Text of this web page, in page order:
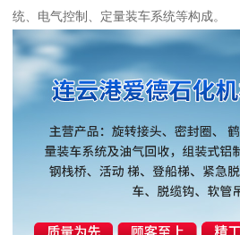
统、电气控制、定量装车系统等构成。